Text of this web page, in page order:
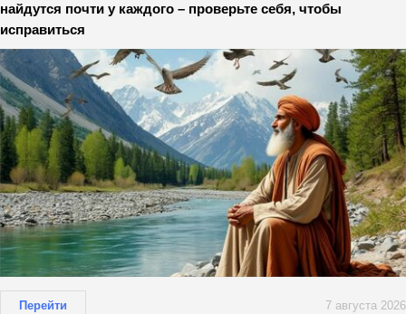
найдутся почти у каждого – проверьте себя, чтобы
исправиться
Перейти 7 августа 2026